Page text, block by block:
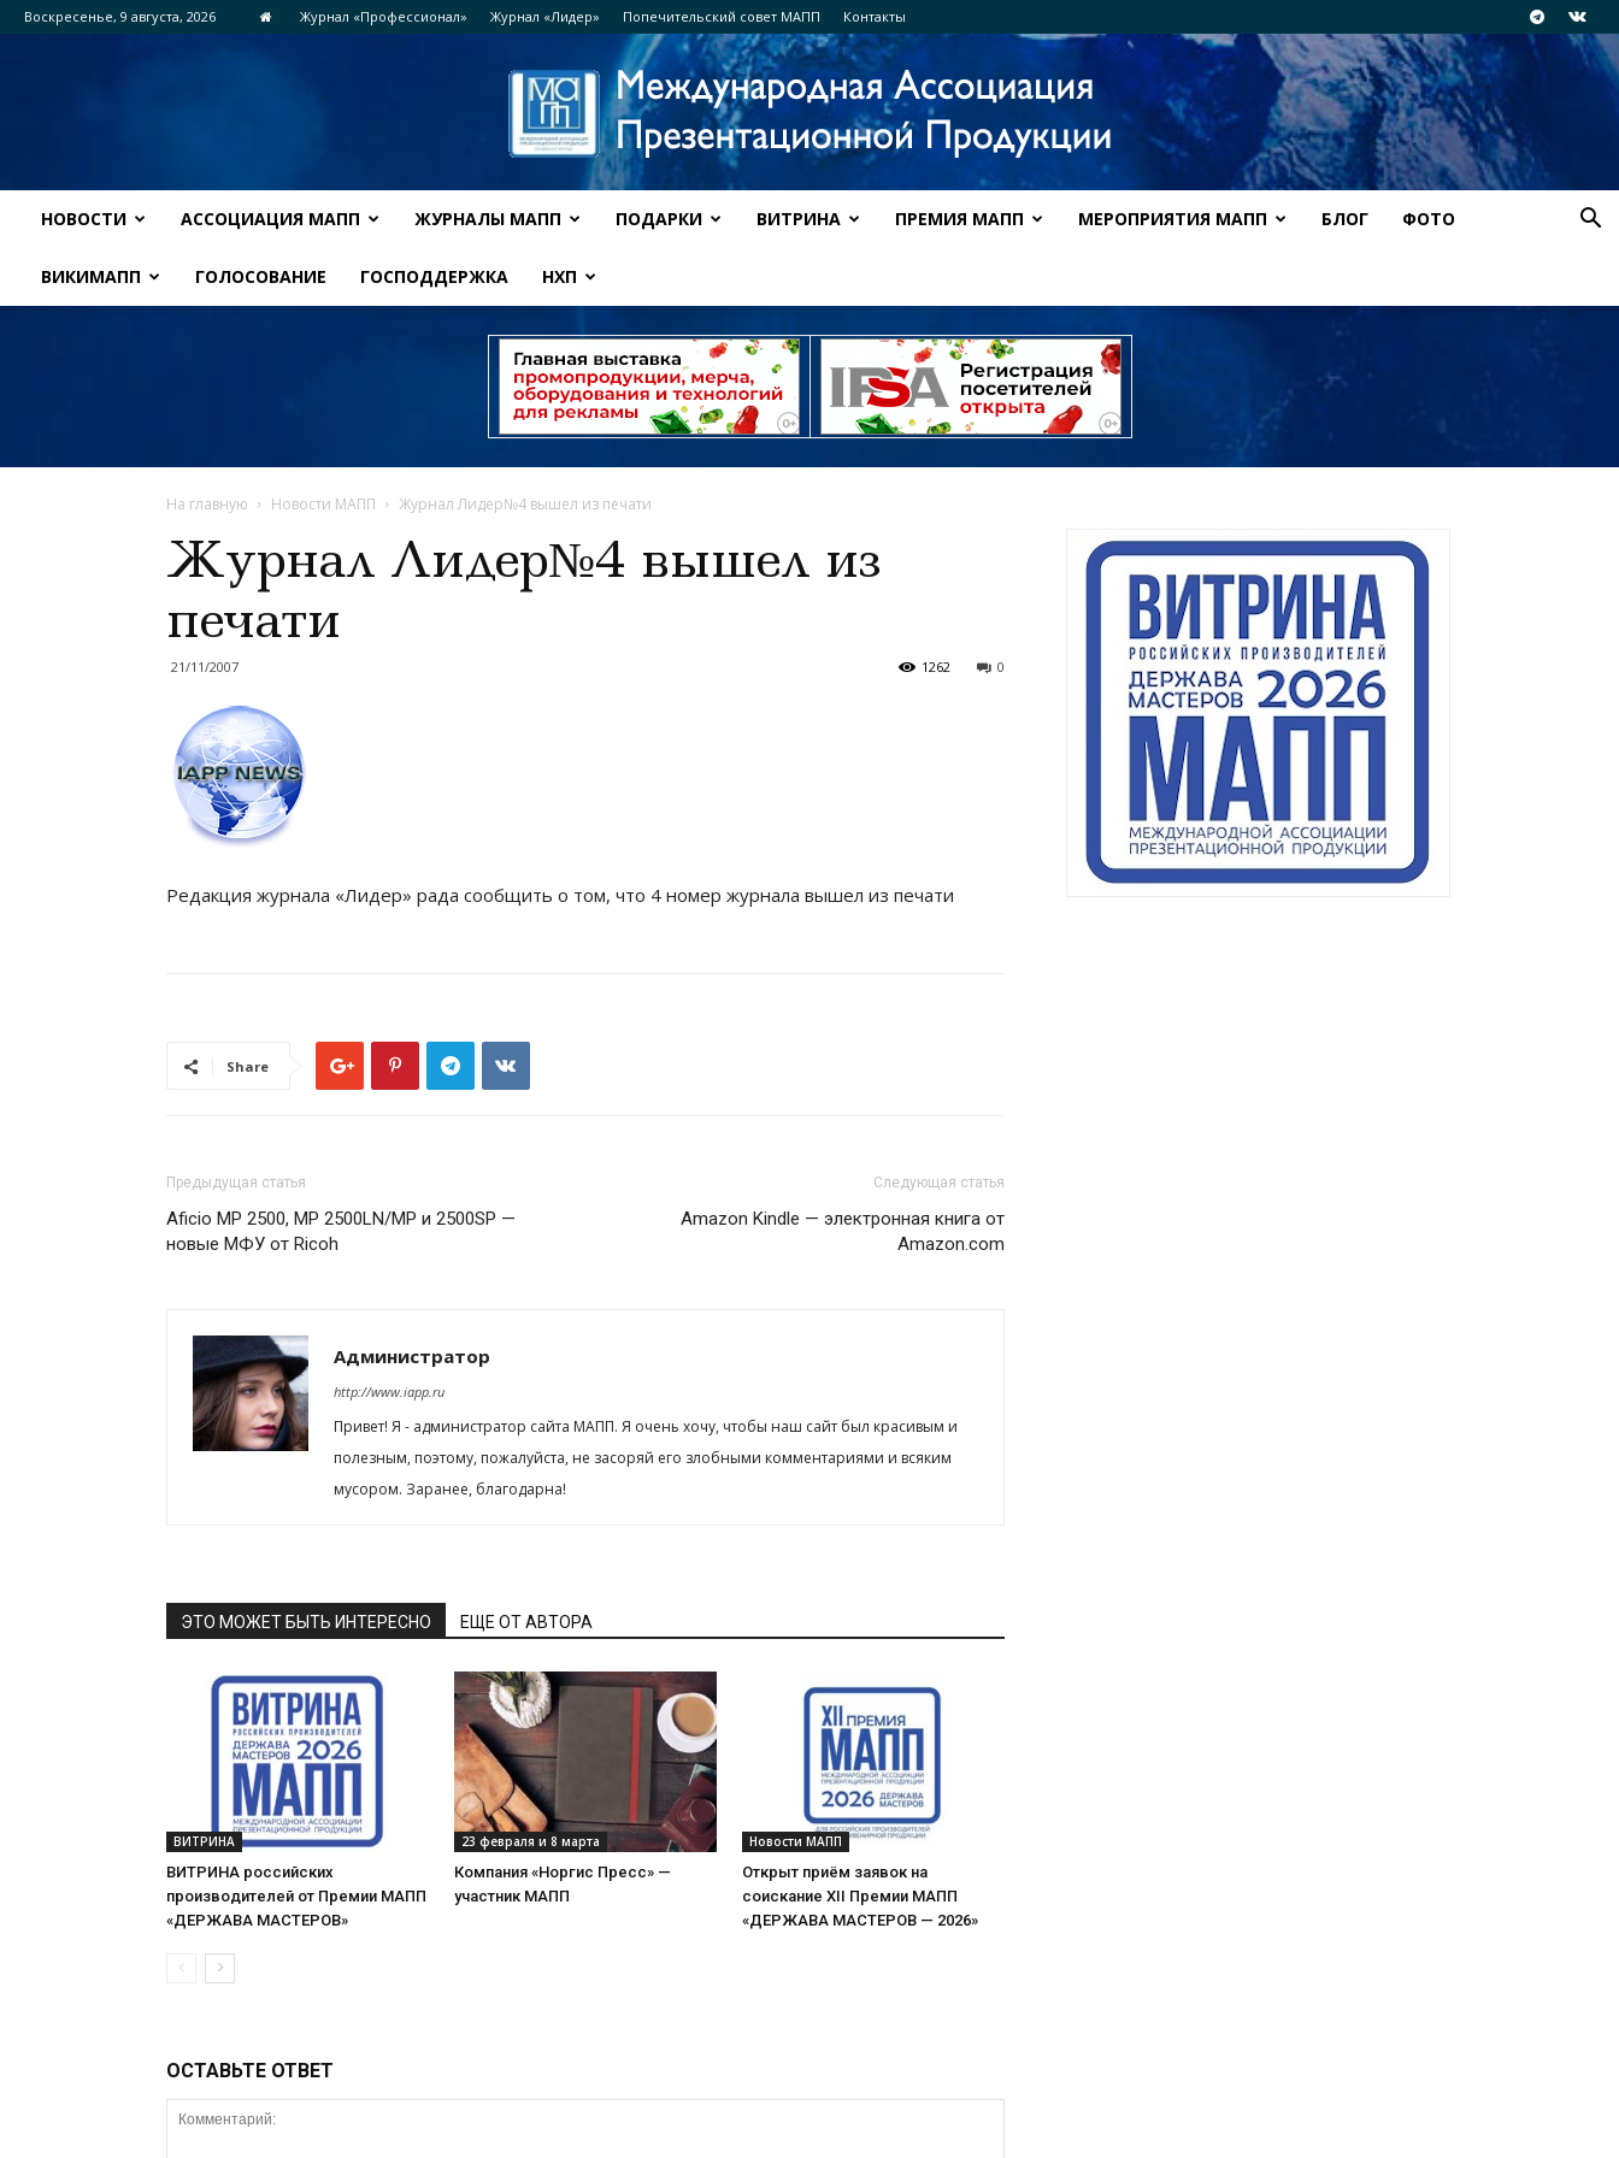
Воскресенье, 9 августа, 2026 Журнал «Профессионал» Журнал «Лидер» Попечительский совет МАПП Контакты
НОВОСТИ АССОЦИАЦИЯ МАПП ЖУРНАЛЫ МАПП ПОДАРКИ ВИТРИНА ПРЕМИЯ МАПП МЕРОПРИЯТИЯ МАПП БЛОГ ФОТО
ВИКИМАПП ГОЛОСОВАНИЕ ГОСПОДДЕРЖКА НХП
На главную Новости МАПП Журнал Лидер№4 вышел из печати
Журнал Лидер№4 вышел из
печати
21/11/2007 0
1262
Редакция журнала «Лидер» рада сообщить о том, что 4 номер журнала вышел из печати
Share
Предыдущая статья
Aficio MP 2500, MP 2500LN/MP и 2500SP —
новые МФУ от Ricoh
Следующая статья
Amazon Kindle — электронная книга от
Amazon.com
Администратор
http://www.iapp.ru
Привет! Я - администратор сайта МАПП. Я очень хочу, чтобы наш сайт был красивым и
полезным, поэтому, пожалуйста, не засоряй его злобными комментариями и всяким
мусором. Заранее, благодарна!
ЭТО МОЖЕТ БЫТЬ ИНТЕРЕСНО ЕЩЕ ОТ АВТОРА
ВИТРИНА
ВИТРИНА российских
производителей от Премии МАПП
«ДЕРЖАВА МАСТЕРОВ»
23 февраля и 8 марта
Компания «Норгис Пресс» —
участник МАПП
Новости МАПП
Открыт приём заявок на
соискание XII Премии МАПП
«ДЕРЖАВА МАСТЕРОВ — 2026»
ОСТАВЬТЕ ОТВЕТ